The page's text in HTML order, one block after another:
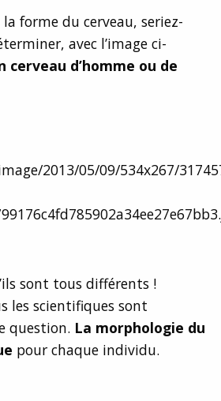
forme du cerveau, seriez-
avec l’image ci-
cerveau d’homme ou de
sont tous différents !
les scientifiques sont
question. La morphologie du
pour chaque individu.